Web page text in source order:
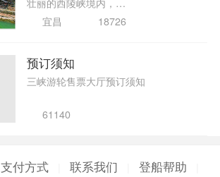
宜昌
18726
预订须知
三峡游轮售票大厅预订须知
61140
支付方式 联系我们 登船帮助